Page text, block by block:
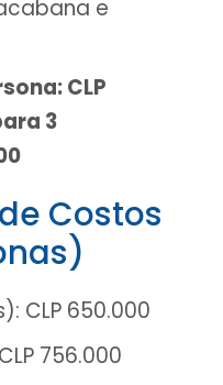
e
CLP
3
Costos
CLP 650.000
756.000